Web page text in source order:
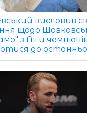
висловив
щодо
з Ліги
до